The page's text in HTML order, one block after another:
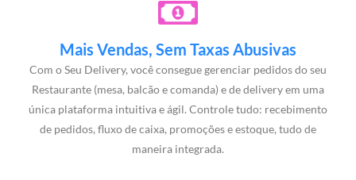
Mais Vendas, Sem Taxas Abusivas
Com o Seu Delivery, você consegue gerenciar pedidos do seu
Restaurante (mesa, balcão e comanda) e de delivery em uma
única plataforma intuitiva e ágil. Controle tudo: recebimento
de pedidos, fluxo de caixa, promoções e estoque, tudo de
maneira integrada.